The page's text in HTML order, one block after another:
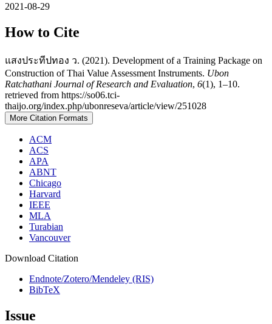
2021-08-29
How to Cite
แสงประทีปทอง ว. (2021). Development of a Training Package on
Construction of Thai Value Assessment Instruments. Ubon
Ratchathani Journal of Research and Evaluation, 6(1), 1–10.
retrieved from https://so06.tci-
thaijo.org/index.php/ubonreseva/article/view/251028
More Citation Formats
ACM
ACS
APA
ABNT
Chicago
Harvard
IEEE
MLA
Turabian
Vancouver
Download Citation
Endnote/Zotero/Mendeley (RIS)
BibTeX
Issue